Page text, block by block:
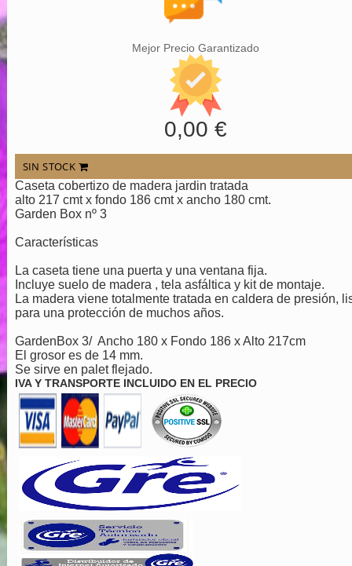
Mejor Precio Garantizado
0,00 €
SIN STOCK
Caseta cobertizo de madera jardin tratada
alto 217 cmt x fondo 186 cmt x ancho 180 cmt.
Garden Box nº 3
Características
La caseta tiene una puerta y una ventana fija.
Incluye suelo de madera , tela asfáltica y kit de montaje.
La madera viene totalmente tratada en caldera de presión,
para una protección de muchos años.
GardenBox 3/ Ancho 180 x Fondo 186 x Alto 217cm
El grosor es de 14 mm.
Se sirve en palet flejado.
IVA Y TRANSPORTE INCLUIDO EN EL PRECIO